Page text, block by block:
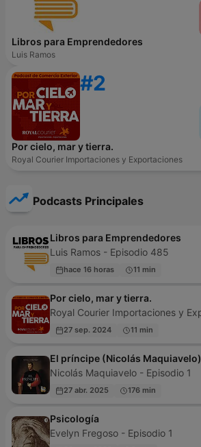
Libros para Emprendedores
Luis Ramos
#2
Por cielo, mar y tierra.
Royal Courier Importaciones y Exportaciones
Podcasts Principales
Libros para Emprendedores
Luis Ramos - Episodio 485
hace 16 horas 11 min
Por cielo, mar y tierra.
27 sep. 2024 11 min
El príncipe (Nicolás Maquiavelo)
Nicolás Maquiavelo - Episodio 1
27 abr. 2025 176 min
Psicología
Evelyn Fregoso - Episodio 1